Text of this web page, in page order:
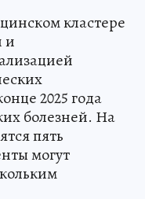
кластере
и
2025 года
болезней. На
пять
могут